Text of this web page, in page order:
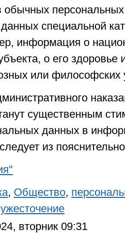
обычных
специальной
информация о
о его здоровье
или философских
существенным
данных в
из
, Общество,
ужесточение
вторник 09:31